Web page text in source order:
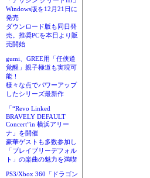
Windows版を12月21日に
発売
ダウンロード版も同日発
売。推奨PCを本日より販
売開始
gumi、GREE用「任侠道
覚醒」親子極道も実現可
能！
様々な点でパワーアップ
したシリーズ最新作
「“Revo Linked
BRAVELY DEFAULT
Concert”in 横浜アリー
ナ」を開催
豪華ゲストも多数参加し
「ブレイブリーデフォル
ト」の楽曲の魅力を満喫
PS3/Xbox 360「ドラゴン